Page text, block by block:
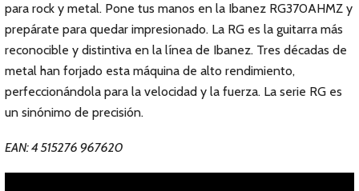
para rock y metal. Pone tus manos en la Ibanez RG370AHMZ y
prepárate para quedar impresionado. La RG es la guitarra más
reconocible y distintiva en la línea de Ibanez. Tres décadas de
metal han forjado esta máquina de alto rendimiento,
perfeccionándola para la velocidad y la fuerza. La serie RG es
un sinónimo de precisión.
EAN: 4 515276 967620